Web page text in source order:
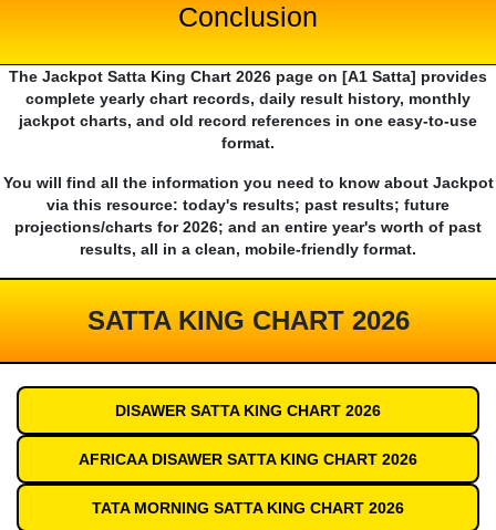
Conclusion
The Jackpot Satta King Chart 2026 page on [A1 Satta] provides
complete yearly chart records, daily result history, monthly
jackpot charts, and old record references in one easy-to-use
format.
You will find all the information you need to know about Jackpot
via this resource: today's results; past results; future
projections/charts for 2026; and an entire year's worth of past
results, all in a clean, mobile-friendly format.
SATTA KING CHART 2026
DISAWER SATTA KING CHART 2026
AFRICAA DISAWER SATTA KING CHART 2026
TATA MORNING SATTA KING CHART 2026